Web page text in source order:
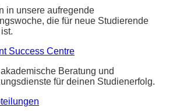
in unsere aufregende
die für neue Studierende
Success Centre
Beratung und
für deinen Studienerfolg.